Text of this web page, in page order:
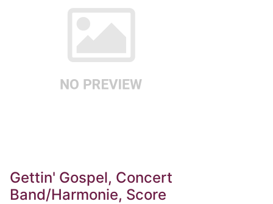
Gettin' Gospel, Concert
Band/Harmonie, Score